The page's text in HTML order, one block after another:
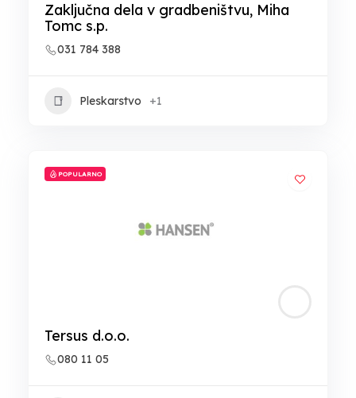
Zaključna dela v gradbeništvu, Miha
Tomc s.p.
031 784 388
Pleskarstvo +1
POPULARNO
Tersus d.o.o.
080 11 05